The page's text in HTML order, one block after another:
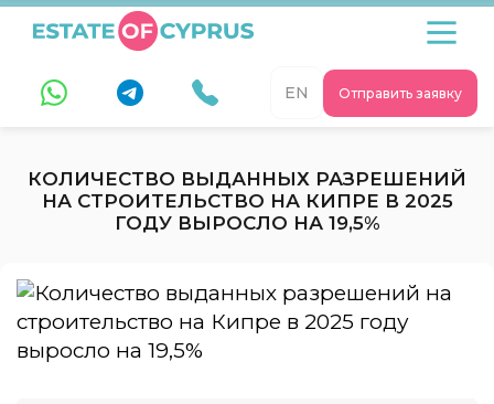
Отправить заявку
EN
КОЛИЧЕСТВО ВЫДАННЫХ РАЗРЕШЕНИЙ
НА СТРОИТЕЛЬСТВО НА КИПРЕ В 2025
ГОДУ ВЫРОСЛО НА 19,5%